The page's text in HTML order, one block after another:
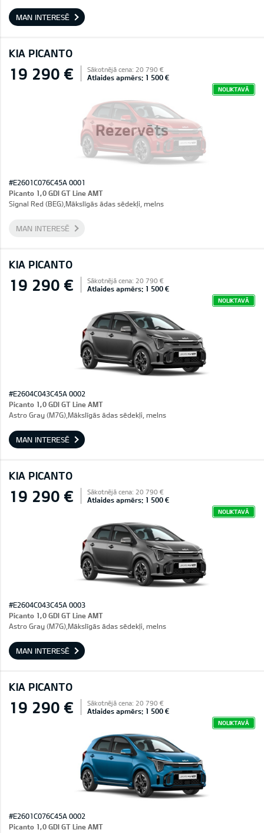
MAN INTERESĒ
KIA PICANTO
Rezervēts
19 290 € Sākotnējā cena: 20 790 €
Atlaides apmērs: 1 500 €
NOLIKTAVĀ
#E2601C076C45A 0001
Picanto 1,0 GDI GT Line AMT
Signal Red (BEG),Mākslīgās ādas sēdekļi, melns
MAN INTERESĒ
KIA PICANTO
19 290 € Sākotnējā cena: 20 790 €
Atlaides apmērs: 1 500 €
NOLIKTAVĀ
#E2604C043C45A 0002
Picanto 1,0 GDI GT Line AMT
Astro Gray (M7G),Mākslīgās ādas sēdekļi, melns
MAN INTERESĒ
KIA PICANTO
19 290 € Sākotnējā cena: 20 790 €
Atlaides apmērs: 1 500 €
NOLIKTAVĀ
#E2604C043C45A 0003
Picanto 1,0 GDI GT Line AMT
Astro Gray (M7G),Mākslīgās ādas sēdekļi, melns
MAN INTERESĒ
KIA PICANTO
19 290 € Sākotnējā cena: 20 790 €
Atlaides apmērs: 1 500 €
NOLIKTAVĀ
#E2601C076C45A 0002
Picanto 1,0 GDI GT Line AMT